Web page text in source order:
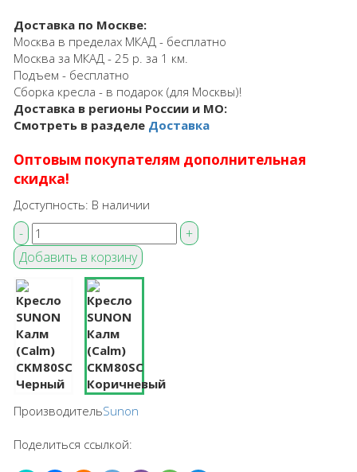
Доставка по Москве:
Москва в пределах МКАД - бесплатно
Москва за МКАД - 25 р. за 1 км.
Подъем - бесплатно
Сборка кресла - в подарок (для Москвы)!
Доставка в регионы России и МО:
Смотреть в разделе Доставка
Оптовым покупателям дополнительная
скидка!
Доступность: В наличии
ПроизводительSunon
Поделиться ссылкой: